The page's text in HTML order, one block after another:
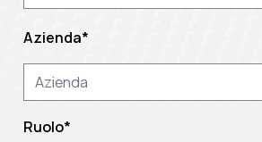
Azienda*
Ruolo*